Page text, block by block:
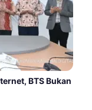
BTS Bukan